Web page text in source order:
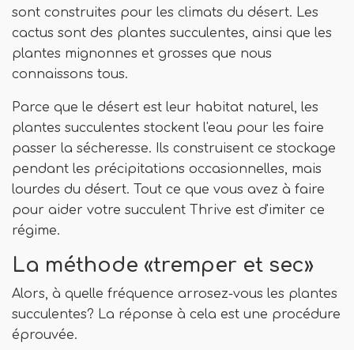
sont construites pour les climats du désert. Les
cactus sont des plantes succulentes, ainsi que les
plantes mignonnes et grosses que nous
connaissons tous.
Parce que le désert est leur habitat naturel, les
plantes succulentes stockent l'eau pour les faire
passer la sécheresse. Ils construisent ce stockage
pendant les précipitations occasionnelles, mais
lourdes du désert. Tout ce que vous avez à faire
pour aider votre succulent Thrive est d'imiter ce
régime.
La méthode «tremper et sec»
Alors, à quelle fréquence arrosez-vous les plantes
succulentes? La réponse à cela est une procédure
éprouvée.